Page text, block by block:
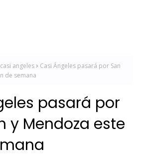
angeles
Casi Ángeles pasará por San
de semana
pasará por
y Mendoza este